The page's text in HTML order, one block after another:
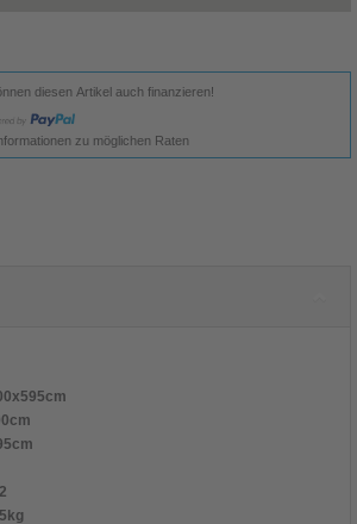
diesen Artikel auch finanzieren!
zu möglichen Raten